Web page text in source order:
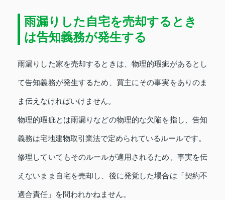
雨漏りした自宅を売却するとき
は告知義務が発生する
雨漏りした家を売却するときは、物理的瑕疵があるとし
て告知義務が発生するため、買主にその事実をありのま
ま伝えなければいけません。
物理的瑕疵とは雨漏りなどの物理的な欠陥を指し、告知
義務は宅地建物取引業法で定められているルールです。
修理していてもそのルールが適用されるため、事実を伝
えないまま自宅を売却し、後に発覚した場合は「契約不
適合責任」を問われかねません。